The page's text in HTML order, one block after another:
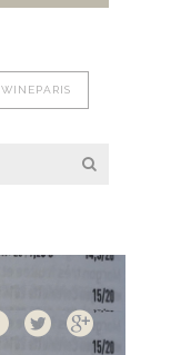
WINEPARIS